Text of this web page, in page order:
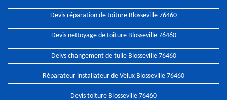
Devis réparation de toiture Blosseville 76460
Devis nettoyage de toiture Blosseville 76460
Deivs changement de tuile Blosseville 76460
Réparateur installateur de Velux Blosseville 76460
Devis toiture Blosseville 76460